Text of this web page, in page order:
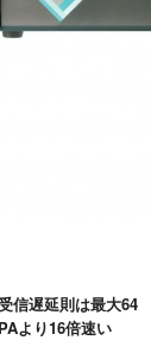
信遅延則は最大64
より16倍速い